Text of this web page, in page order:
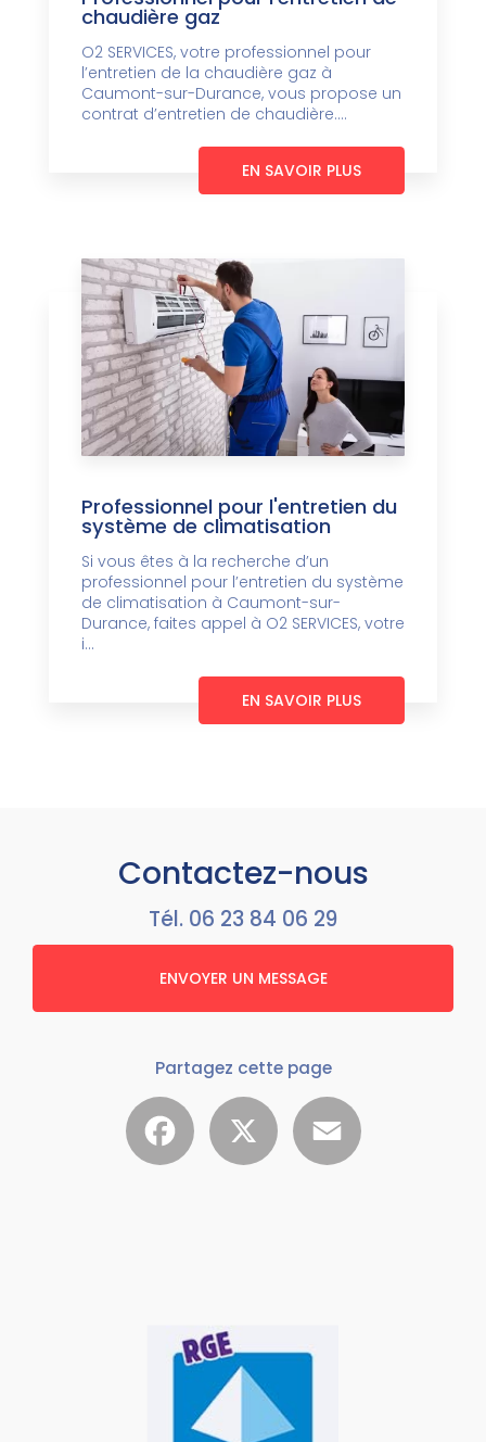
chaudière gaz
O2 SERVICES, votre professionnel pour
l’entretien de la chaudière gaz à
Caumont-sur-Durance, vous propose un
contrat d’entretien de chaudière....
EN SAVOIR PLUS
Professionnel pour l'entretien du
système de climatisation
Si vous êtes à la recherche d’un
professionnel pour l’entretien du système
de climatisation à Caumont-sur-
Durance, faites appel à O2 SERVICES, votre
i...
EN SAVOIR PLUS
Contactez-nous
Tél. 06 23 84 06 29
ENVOYER UN MESSAGE
Partagez cette page
Facebook